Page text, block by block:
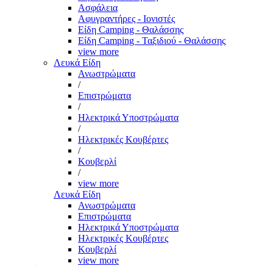
Ασφάλεια
Αφυγραντήρες - Ιονιστές
Είδη Camping - Θαλάσσης
Είδη Camping - Ταξιδιού - Θαλάσσης
view more
Λευκά Είδη
Ανωστρώματα
/
Επιστρώματα
/
Ηλεκτρικά Υποστρώματα
/
Ηλεκτρικές Κουβέρτες
/
Κουβερλί
/
view more
Λευκά Είδη
Ανωστρώματα
Επιστρώματα
Ηλεκτρικά Υποστρώματα
Ηλεκτρικές Κουβέρτες
Κουβερλί
view more